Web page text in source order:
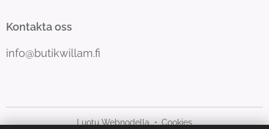
Kontakta oss
info@butikwillam.fi
Luotu Webnodella Cookies